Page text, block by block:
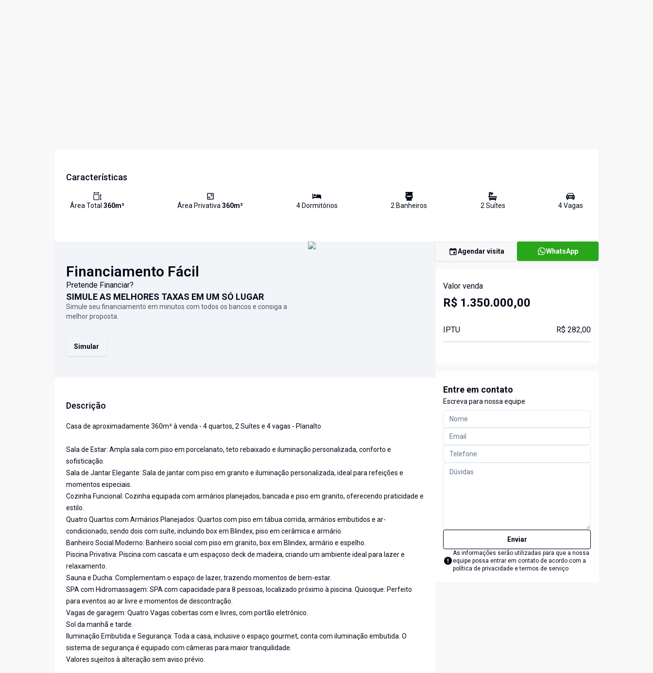
Características
Área Total 360m² Área Privativa360m² 4Dormitórios 2 Banheiros 2Suítes 4Vagas
Financiamento Fácil
Pretende Financiar?
SIMULE AS MELHORES TAXAS EM UM SÓ LUGAR
Simule seu financiamento em minutos com todos os bancos e consiga a
melhor proposta.
Simular
Descrição
Casa de aproximadamente 360m² à venda - 4 quartos, 2 Suítes e 4 vagas - Planalto
Sala de Estar: Ampla sala com piso em porcelanato, teto rebaixado e iluminação personalizada, conforto e
sofisticação.
Sala de Jantar Elegante: Sala de jantar com piso em granito e iluminação personalizada, ideal para refeições e
momentos especiais.
Cozinha Funcional: Cozinha equipada com armários planejados, bancada e piso em granito, oferecendo praticidade e
estilo.
Quatro Quartos com Armários Planejados: Quartos com piso em tábua corrida, armários embutidos e ar-
condicionado, sendo dois com suíte, incluindo box em Blindex, piso em cerâmica e armário.
Banheiro Social Moderno: Banheiro social com piso em granito, box em Blindex, armário e espelho.
Piscina Privativa: Piscina com cascata e um espaçoso deck de madeira, criando um ambiente ideal para lazer e
relaxamento.
Sauna e Ducha: Complementam o espaço de lazer, trazendo momentos de bem-estar.
SPA com Hidromassagem: SPA com capacidade para 8 pessoas, localizado próximo à piscina. Quiosque: Perfeito
para eventos ao ar livre e momentos de descontração.
Vagas de garagem: Quatro Vagas cobertas com e livres, com portão eletrônico.
Sol da manhã e tarde.
Iluminação Embutida e Segurança: Toda a casa, inclusive o espaço gourmet, conta com iluminação embutida. O
sistema de segurança é equipado com câmeras para maior tranquilidade.
Valores sujeitos à alteração sem aviso prévio.
Agendar visita WhatsApp
Valor venda
R$ 1.350.000,00
IPTU R$ 282,00
Entre em contato
Escreva para nossa equipe
Enviar
As informações serão utilizadas para que a nossa
equipe possa entrar em contato de acordo com a
política de privacidade e termos de serviço